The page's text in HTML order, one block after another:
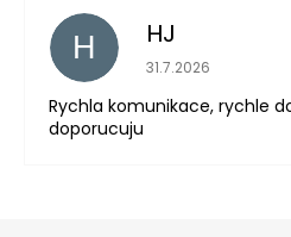
H HJ
Hodnocení
31.7.2026
Rychla komunikace, rychle
doporucuju